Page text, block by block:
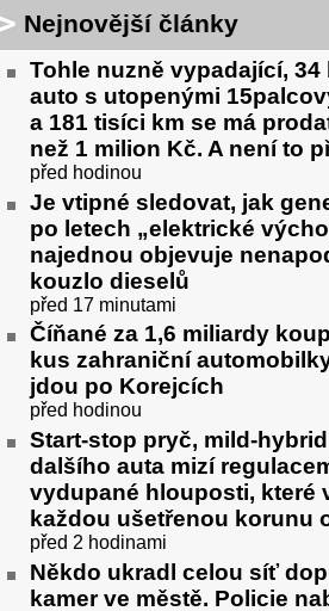
Nejnovější články
Tohle nuzně vypadající, 34
auto s utopenými
a 181 tisíci km se má
než 1 milion Kč. A není to
před hodinou
Je vtipné sledovat, jak
po letech „elektrické
najednou objevuje
kouzlo dieselů
před 17 minutami
Číňané za 1,6 miliardy
kus zahraniční
jdou po Korejcích
před hodinou
Start-stop pryč, mild-
dalšího auta mizí
vydupané hlouposti, které
každou ušetřenou korunu
před 2 hodinami
Někdo ukradl celou síť
kamer ve městě. Policie